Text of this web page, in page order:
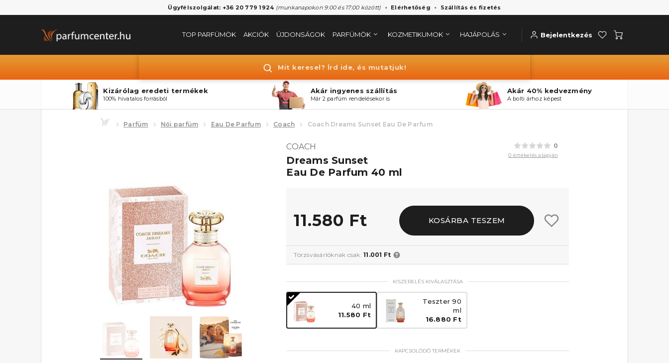
Ügyfélszolgálat: +36 20 779 1924 (munkanapokon 9:00 és 17:00 között) Elérhetőség Szállítás és fizetés
TOP PARFÜMÖK AKCIÓK ÚJDONSÁGOK PARFÜMÖK KOZMETIKUMOK HAJÁPOLÁS Bejelentkezés
Mit keresel? Írd ide, és mutatjuk!
Kizárólag eredeti termékek
100% hivatalos forrásból
Akár ingyenes szállítás
Már 2 parfüm rendelésekor is
Akár 40% kedvezmény
A bolti árhoz képest
Parfüm Női parfüm Eau De Parfum Coach Coach Dreams Sunset Eau De Parfum
0
0 értékelés alapján
COACH
Dreams Sunset
Eau De Parfum 40 ml
11.580 Ft KOSÁRBA TESZEM
Törzsvásárlóknak csak:11.001 Ft
KISZERELÉS KIVÁLASZTÁSA
40 ml
11.580 Ft
Teszter 90
ml
16.880 Ft
KAPCSOLÓDÓ TERMÉKEK